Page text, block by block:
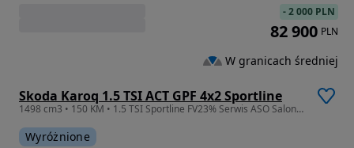
Skoda Karoq 1.5 TSI ACT GPF 4x2 Sportline
1498 cm3 • 150 KM • 1.5 TSI Sportline FV23% Serwis ASO Salon Polska
Wyróżnione
-2 000 PLN
82 900 PLN
W granicach średniej